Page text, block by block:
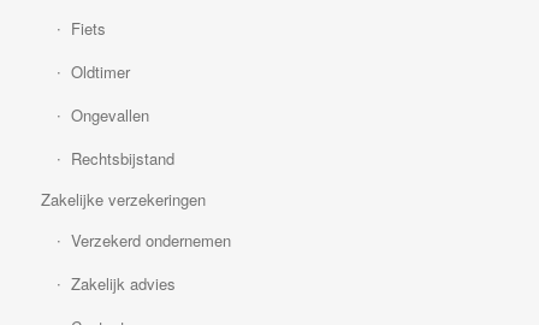
Fiets
Oldtimer
Ongevallen
Rechtsbijstand
Zakelijke verzekeringen
Verzekerd ondernemen
Zakelijk advies